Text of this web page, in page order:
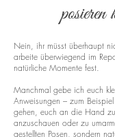
posieren
Nein, ihr müsst überhaupt
arbeite überwiegend im
natürliche Momente fest.
Manchmal gebe ich euch
Anweisungen – zum
gehen, euch an die Hand
anzuschauen oder zu
gestellten Posen, sondern